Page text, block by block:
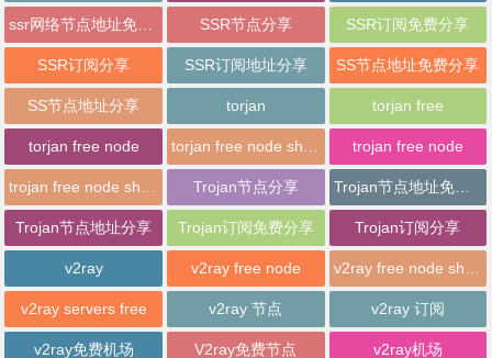
SSR节点分享 SSR订阅免费分享
SSR订阅分享 SSR订阅地址分享 SS节点地址免费分享
SS节点地址分享 torjan torjan free
torjan free node trojan free node
Trojan节点分享
Trojan节点地址分享 Trojan订阅免费分享 Trojan订阅分享
v2ray v2ray free node
v2ray servers free v2ray 节点 v2ray 订阅
v2ray免费机场 V2ray免费节点 v2ray机场